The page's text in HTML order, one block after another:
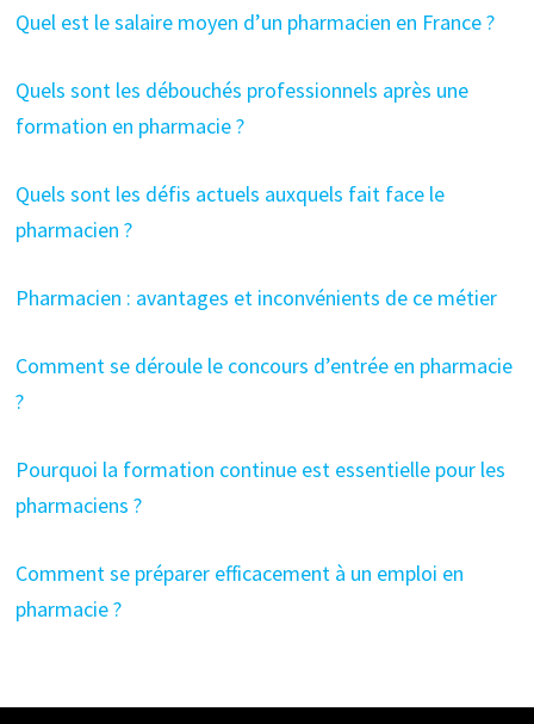
Quel est le salaire moyen d’un pharmacien en France ?
Quels sont les débouchés professionnels après une
formation en pharmacie ?
Quels sont les défis actuels auxquels fait face le
pharmacien ?
Pharmacien : avantages et inconvénients de ce métier
Comment se déroule le concours d’entrée en pharmacie
?
Pourquoi la formation continue est essentielle pour les
pharmaciens ?
Comment se préparer efficacement à un emploi en
pharmacie ?